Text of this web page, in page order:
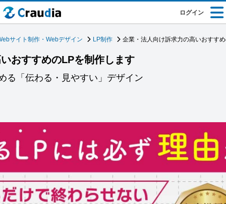
ログイン
サイト制作・Webデザイン LP制作 企業・法人向け訴求力の高いおすす
おすすめのLPを制作します
る「伝わる・見やすい」デザイン